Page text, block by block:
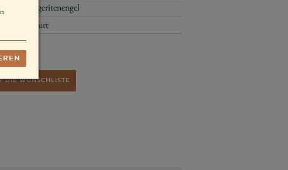
Margeritenengel
Geburt
€
DIE WUNSCHLISTE